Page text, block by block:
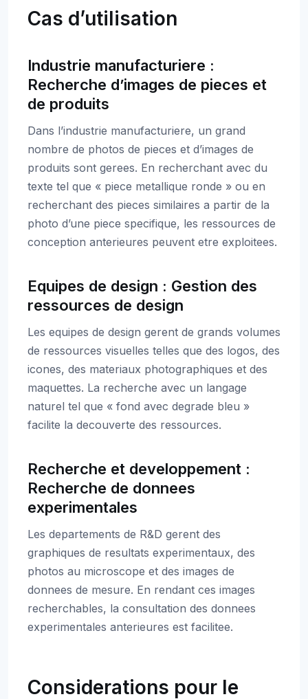
Cas d’utilisation
Industrie manufacturiere :
Recherche d’images de pieces et
de produits
Dans l’industrie manufacturiere, un grand
nombre de photos de pieces et d’images de
produits sont gerees. En recherchant avec du
texte tel que « piece metallique ronde » ou en
recherchant des pieces similaires a partir de la
photo d’une piece specifique, les ressources de
conception anterieures peuvent etre exploitees.
Equipes de design : Gestion des
ressources de design
Les equipes de design gerent de grands volumes
de ressources visuelles telles que des logos, des
icones, des materiaux photographiques et des
maquettes. La recherche avec un langage
naturel tel que « fond avec degrade bleu »
facilite la decouverte des ressources.
Recherche et developpement :
Recherche de donnees
experimentales
Les departements de R&D gerent des
graphiques de resultats experimentaux, des
photos au microscope et des images de
donnees de mesure. En rendant ces images
recherchables, la consultation des donnees
experimentales anterieures est facilitee.
Considerations pour le